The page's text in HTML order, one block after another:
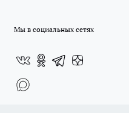
Мы в социальных сетях